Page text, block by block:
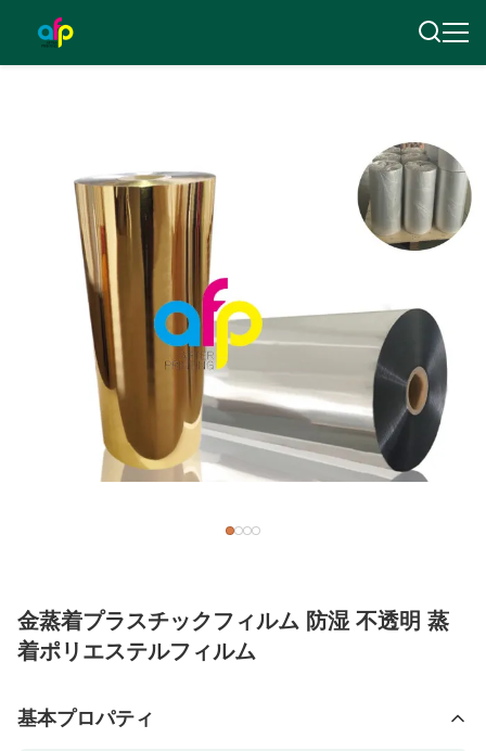
金蒸着プラスチックフィルム 防湿 不透明 蒸
着ポリエステルフィルム
基本プロパティ